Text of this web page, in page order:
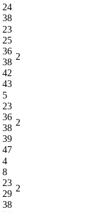
24
38
23
25
36
38
42
43
2
5
23
36
38
39
47
2
4
8
23
29
38
2